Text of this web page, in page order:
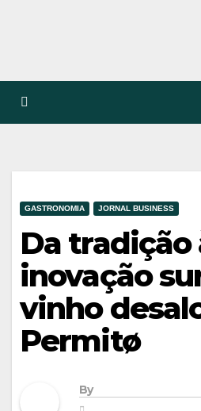
GASTRONOMIA JORNAL BUSINESS
Da tradição
inovação
vinho
Permitø
By